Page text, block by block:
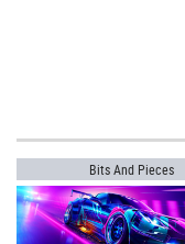
Bits And Pieces